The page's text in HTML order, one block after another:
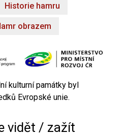
Historie hamru
obrazem
kulturní památky byl
Evropské unie.
vidět / zažít